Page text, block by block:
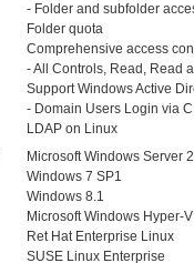
- Folder and subfolder
Folder quota
Comprehensive access
- All Controls, Read, Read
Support Windows Active
- Domain Users Login via
LDAP on Linux
Microsoft Windows Server
Windows 7 SP1
Windows 8.1
Microsoft Windows Hyper-V
Ret Hat Enterprise Linux
SUSE Linux Enterprise